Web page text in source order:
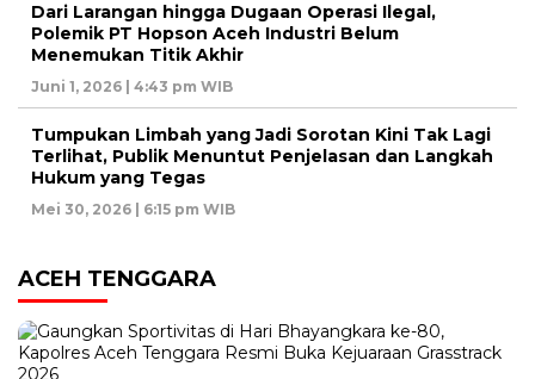
Dari Larangan hingga Dugaan Operasi Ilegal,
Polemik PT Hopson Aceh Industri Belum
Menemukan Titik Akhir
Juni 1, 2026 | 4:43 pm WIB
Tumpukan Limbah yang Jadi Sorotan Kini Tak Lagi
Terlihat, Publik Menuntut Penjelasan dan Langkah
Hukum yang Tegas
Mei 30, 2026 | 6:15 pm WIB
ACEH TENGGARA